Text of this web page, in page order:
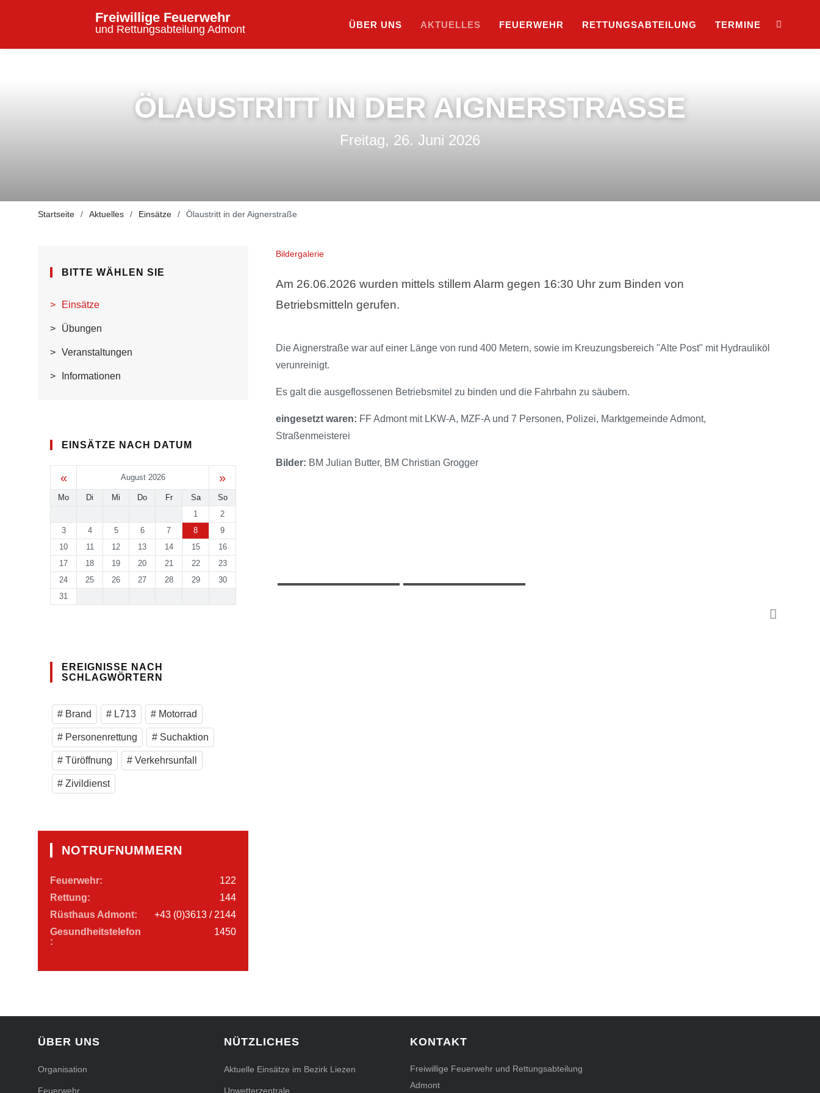
Freiwillige Feuerwehr
und Rettungsabteilung Admont ÜBER UNS AKTUELLES FEUERWEHR RETTUNGSABTEILUNG TERMINE
SUCHE
ÖLAUSTRITT IN DER AIGNERSTRASSE
Freitag, 26. Juni 2026
Startseite Aktuelles Einsätze Ölaustritt in der Aignerstraße
Bildergalerie
Am 26.06.2026 wurden mittels stillem Alarm gegen 16:30 Uhr zum Binden von
Betriebsmitteln gerufen.
Die Aignerstraße war auf einer Länge von rund 400 Metern, sowie im Kreuzungsbereich "Alte Post" mit Hydrauliköl
verunreinigt.
Es galt die ausgeflossenen Betriebsmitel zu binden und die Fahrbahn zu säubern.
eingesetzt waren: FF Admont mit LKW-A, MZF-A und 7 Personen, Polizei, Marktgemeinde Admont,
Straßenmeisterei
Bilder: BM Julian Butter, BM Christian Grogger
BITTE WÄHLEN SIE
Einsätze
Übungen
Veranstaltungen
Informationen
EINSÄTZE NACH DATUM
« August 2026 »
Mo Di Mi Do Fr Sa
So
1
2
3
4 5 6 7 8
9
10
11 12 13 14 15
16
17
18 19 20 21 22
23
24
25 26 27 28 29
30
31
EREIGNISSE NACH
SCHLAGWÖRTERN
Brand L713 Motorrad
Personenrettung Suchaktion
Türöffnung Verkehrsunfall
Zivildienst
NOTRUFNUMMERN
Feuerwehr:
122
Rettung:
144
Rüsthaus Admont:
+43 (0)3613 / 2144
Gesundheitstelefon
:
1450
ÜBER UNS
Organisation
Feuerwehr
NÜTZLICHES
Aktuelle Einsätze im Bezirk Liezen
Unwetterzentrale
KONTAKT
Freiwillige Feuerwehr und Rettungsabteilung
Admont